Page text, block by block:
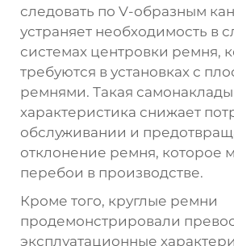
следовать по V-образным
устраняет необходимость в
системах центровки ремня,
требуются в установках с
ремнями. Такая
характеристика снижает
обслуживании и
отклонение ремня, которое
перебои в производстве.
Кроме того, круглые ремни
продемонстрировали
эксплуатационные